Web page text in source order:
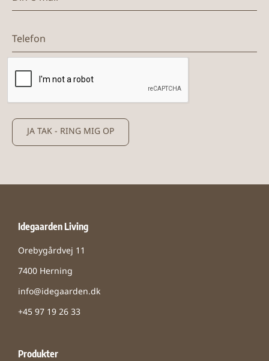
JA TAK - RING MIG OP
Idegaarden Living
Orebygårdvej 11
7400 Herning
info@idegaarden.dk
+45 97 19 26 33
Produkter